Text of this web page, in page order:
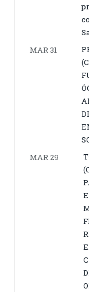
MAR 31
MAR 29